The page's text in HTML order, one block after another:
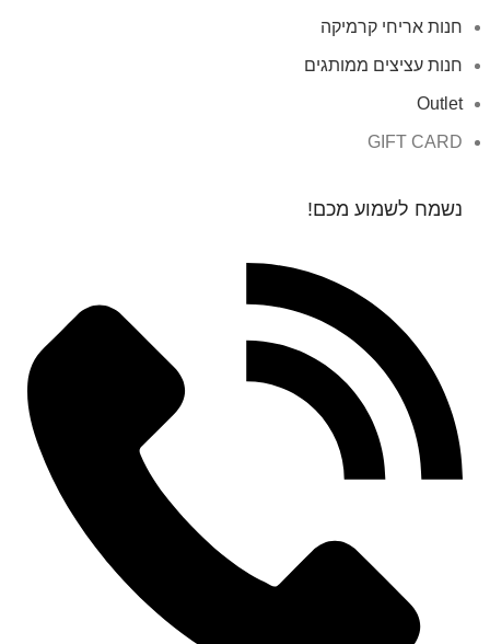
חנות אריחי קרמיקה
חנות עציצים ממותגים
Outlet
GIFT CARD
נשמח לשמוע מכם!